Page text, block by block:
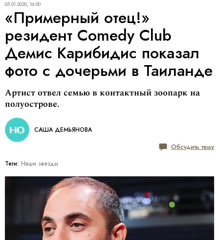
05.01.2020, 16:00
«Примерный отец!»
резидент Comedy Club
Демис Карибидис показал
фото с дочерьми в Таиланде
Артист отвел семью в контактный зоопарк на
полуострове.
САША ДЕМЬЯНОВА
Обсудить тему
Теги: Наши звезды